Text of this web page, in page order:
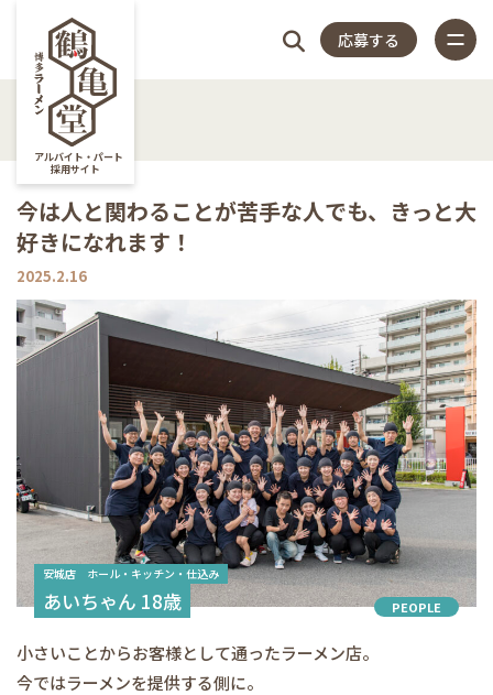
アルバイト・パート
採用サイト
スタッフアンケート
福利厚生
特集記事
店舗一覧
よくある質問
応募する
4つの
こだ
わり
事
容
アンケー 長 利 集
事
舗
覧
ある
質問
今は人と関わることが苦手な人でも、きっと大
好きになれます！
2025.2.16
PEOPLE
安城店 ホール・キッチン・仕込み
あいちゃん 18歳
小さいことからお客様として通ったラーメン店。
今ではラーメンを提供する側に。